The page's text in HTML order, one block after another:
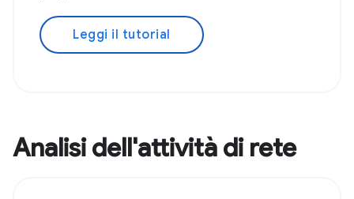
Leggi il tutorial
Analisi dell'attività di rete